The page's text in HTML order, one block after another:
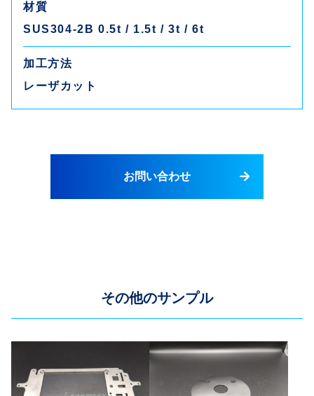
材質
SUS304-2B 0.5t / 1.5t / 3t / 6t
加工方法
レーザカット
お問い合わせ
その他のサンプル